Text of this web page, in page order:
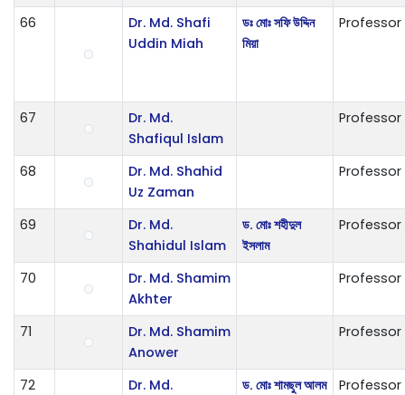
66
Dr. Md. Shafi
Uddin Miah
ডঃ মোঃ সফি উদ্দিন
মিয়া
Professor
67
Dr. Md.
Shafiqul Islam
Professor
68
Dr. Md. Shahid
Uz Zaman
Professor
69
Dr. Md.
Shahidul Islam
ড. মোঃ শহীদুল
ইসলাম
Professor
70
Dr. Md. Shamim
Akhter
Professor
71
Dr. Md. Shamim
Anower
Professor
72
Dr. Md.
ড. মোঃ শামছুল আলম Professor